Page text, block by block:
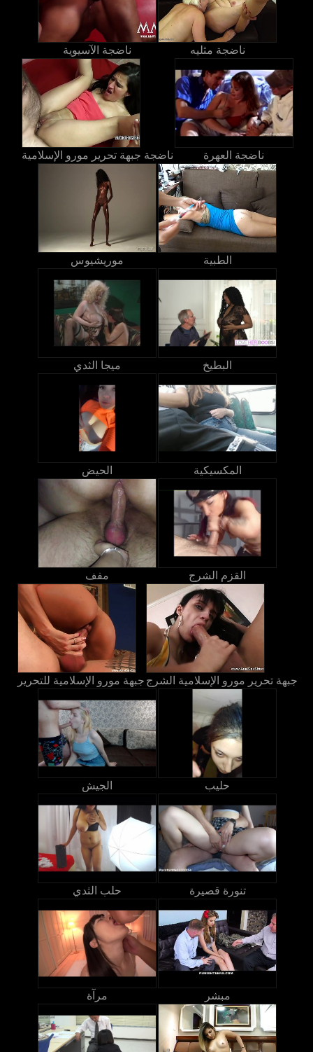
ناضجة الآسيوية ناضجة مثليه
ناضجة جبهة تحرير مورو الإسلامية ناضجة العهرة
موريشيوس الطبية
ميجا الثدي البطيخ
الحيض المكسيكية
مفف القزم الشرج
جبهة مورو الإسلامية للتحرير جبهة تحرير مورو الإسلامية الشرج
الجيش حليب
حلب الثدي تنورة قصيرة
مرآة مبشر